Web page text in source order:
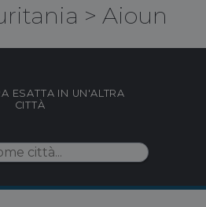
> Aioun
ESATTA IN UN'ALTRA
CITTÀ